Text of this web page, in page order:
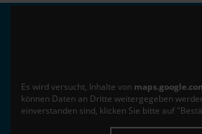
Es wird versucht, Inhalte von
können Daten an Dritte weitergegeben
einverstanden sind, klicken Sie bitte auf